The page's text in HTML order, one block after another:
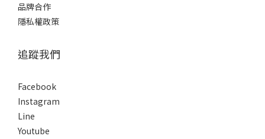
品牌合作
隱私權政策
追蹤我們
Facebook
Instagram
Line
Youtube